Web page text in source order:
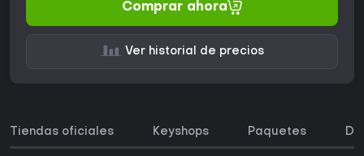
Comprar ahora
Ver historial de precios
Tiendas oficiales Keyshops Paquetes